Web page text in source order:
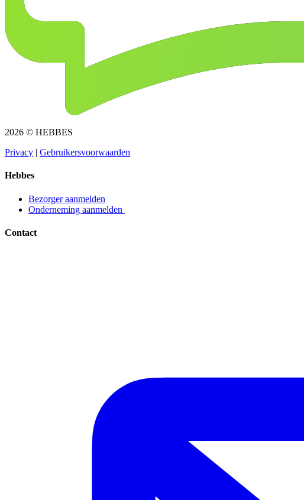
2026 © HEBBES
Privacy​​​​‌ ‍ ​‍​‍‌‍ ‌ ​‍‌‍‍‌‌‍‌ ‌‍‍‌‌‍ ‍​‍​‍​ ‍‍​‍​‍‌ ​ ‌‍​‌‌‍ ‍‌‍‍‌‌ ‌​‌ ‍‌​‍ ‍‌‍‍‌‌‍ ​‍​‍​‍ ​​‍​‍‌‍‍​‌ ​‍‌‍‌‌‌‍‌‍​‍​‍​ ‍‍​‍​‍‌‍‍​‌ ‌​‌ ‌​‌ ​​​ ‍‍​‍ ​‍ ‌‍ ​‌‍ ‌‍​ ‌‍​‌‌‍ ​‌‍‍​‌‍ ‌ ​ ‌ ‌​​ ‍‍​ ​ ​ ​ ​ ​ ​ ​ ​‍ ‌‍‍‌‌‍ ‍‌ ‌​‌‍‌‌‌‍ ‍‌ ‌​​‍ ‌‍‌‌‌‍‌​‌‍‍‌‌ ‌​​‍ ‌‍ ‌‌‍ ‌‍‌​‌‍‌‌​ ‌‌ ​​‌ ​‍‌‍‌‌‌ ​ ‌‍‌‌‌‍ ‍‌ ‌​‌‍​‌‌ ‌​‌‍‍‌‌‍ ‌‍ ‍​ ‍ ‌‍‍‌‌‍‌​​ ‌‌‍‌ ‌‍ ​‌‍ ‌‍​‍‌‍​‌‌‍ ​​ ‍ ‌ ‌​‌ ‍‌‌ ​​‌‍‌‌​ ‌‌‍‌ ‌‍ ​‌‍ ‌‍​‍‌‍​‌‌‍ ​​ ‍ ‌ ​​‌‍​‌‌ ‌​‌‍‍​​ ‌‌‍‌‍‌‍ ‌‍ ‌ ‌​‌‍‌‌‌ ​‍​‍ ‍‌‍ ​‌‍‌‌‌‍‌ ‌‍​‌‌‍ ​​‍‌‌​ ‌‌‌​​‍‌‌ ‌‍‍ ‌‍‌‌‌ ‍‌​‍‌‌​ ​ ‌​‌​​‍‌‌​ ​ ‌​‌​​‍‌‌​ ​‍​ ​‍​ ​‌​ ‍​‌‍‌‌​ ‌‍‌‍‌​‌‍‌‌‌‍‌‌​ ‌‍​ ​ ​ ‍‌​ ‌‌​ ‌​​‍‌‌​ ​‍​ ​‍​‍‌‌​ ‌‌‌​‌​​‍ ‍‌‍ ​‌‍​‌‌‍​‍‌‍‌‌‌‍ ​​ ‌‍​‍‌‍​‌‌ ​ ‌‍‌‌‌‌‌‌‌ ​‍‌‍ ​​ ‌‌‍‍​‌ ‌​‌ ‌​‌ ​​​‍‌‌​ ​ ‌​​‌​‍‌‌​ ​‍‌​‌‍​‍‌‌​ ​‍‌​‌‍‌‍ ​‌‍ ‌‍​ ‌‍​‌‌‍ ​‌‍‍​‌‍ ‌ ​ ‌ ‌​​‍‌‌​ ​ ‌​​‌​ ​ ​ ​ ​ ​ ​ ​ ​‍‌‍‌‍‍‌‌‍‌​​ ‌‌‍‌ ‌‍ ​‌‍ ‌‍​‍‌‍​‌‌‍ ​​‍‌‍‌ ‌​‌ ‍‌‌ ​​‌‍‌‌​ ‌‌‍‌ ‌‍ ​‌‍ ‌‍​‍‌‍​‌‌‍ ​​‍‌‍‌ ​​‌‍​‌‌ ‌​‌‍‍​​ ‌‌‍‌‍‌‍ ‌‍ ‌ ‌​‌‍‌‌‌ ​‍​‍ ‍‌‍ ​‌‍‌‌‌‍‌ ‌‍​‌‌‍ ​​‍‌‌​ ‌‌‌​​‍‌‌ ‌‍‍ ‌‍‌‌‌ ‍‌​‍‌‌​ ​ ‌​‌​​‍‌‌​ ​ ‌​‌​​‍‌‌​ ​‍​ ​‍​ ​‌​ ‍​‌‍‌‌​ ‌‍‌‍‌​‌‍‌‌‌‍‌‌​ ‌‍​ ​ ​ ‍‌​ ‌‌​ ‌​​‍‌‌​ ​‍​ ​‍​‍‌‌​ ‌‌‌​‌​​‍ ‍‌‍ ​‌‍​‌‌‍​‍‌‍‌‌‌‍ ​​‍‌‍‌ ​​‌‍‌‌‌ ​‍‌ ​ ‌ ​​‌‍‌‌‌‍​ ‌ ‌​‌‍‍‌‌ ‌‍‌‍‌‌​ ‌‌ ​​‌ ‌‌‌‍​‍‌‍ ​‌‍‍‌‌ ​ ‌‍‍​‌‍‌‌‌‍‌​​‍​‍‌ ‌ | Gebruikersvoorwaarden​​​​‌ ‍ ​‍​‍‌‍ ‌ ​‍‌‍‍‌‌‍‌ ‌‍‍‌‌‍ ‍​‍​‍​ ‍‍​‍​‍‌ ​ ‌‍​‌‌‍ ‍‌‍‍‌‌ ‌​‌ ‍‌​‍ ‍‌‍‍‌‌‍ ​‍​‍​‍ ​​‍​‍‌‍‍​‌ ​‍‌‍‌‌‌‍‌‍​‍​‍​ ‍‍​‍​‍‌‍‍​‌ ‌​‌ ‌​‌ ​​​ ‍‍​‍ ​‍ ‌‍ ​‌‍ ‌‍​ ‌‍​‌‌‍ ​‌‍‍​‌‍ ‌ ​ ‌ ‌​​ ‍‍​ ​ ​ ​ ​ ​ ​ ​ ​‍ ‌‍‍‌‌‍ ‍‌ ‌​‌‍‌‌‌‍ ‍‌ ‌​​‍ ‌‍‌‌‌‍‌​‌‍‍‌‌ ‌​​‍ ‌‍ ‌‌‍ ‌‍‌​‌‍‌‌​ ‌‌ ​​‌ ​‍‌‍‌‌‌ ​ ‌‍‌‌‌‍ ‍‌ ‌​‌‍​‌‌ ‌​‌‍‍‌‌‍ ‌‍ ‍​ ‍ ‌‍‍‌‌‍‌​​ ‌‌‍‌ ‌‍ ​‌‍ ‌‍​‍‌‍​‌‌‍ ​​ ‍ ‌ ‌​‌ ‍‌‌ ​​‌‍‌‌​ ‌‌‍‌ ‌‍ ​‌‍ ‌‍​‍‌‍​‌‌‍ ​​ ‍ ‌ ​​‌‍​‌‌ ‌​‌‍‍​​ ‌‌‍‌‍‌‍ ‌‍ ‌ ‌​‌‍‌‌‌ ​‍​‍ ‍‌‍ ​‌‍‌‌‌‍‌ ‌‍​‌‌‍ ​​‍‌‌​ ‌‌‌​​‍‌‌ ‌‍‍ ‌‍‌‌‌ ‍‌​‍‌‌​ ​ ‌​‌​​‍‌‌​ ​ ‌​‌​​‍‌‌​ ​‍​ ​‍​ ​​‌‍​ ‌‍‌‍​ ‌‍​ ‌​‌‍‌​​ ​ ‌‍‌‌​ ​ ​ ​‌​ ‍‌​ ​‍​‍‌‌​ ​‍​ ​‍​‍‌‌​ ‌‌‌​‌​​‍ ‍‌‍ ​‌‍​‌‌‍​‍‌‍‌‌‌‍ ​​ ‌‍​‍‌‍​‌‌ ​ ‌‍‌‌‌‌‌‌‌ ​‍‌‍ ​​ ‌‌‍‍​‌ ‌​‌ ‌​‌ ​​​‍‌‌​ ​ ‌​​‌​‍‌‌​ ​‍‌​‌‍​‍‌‌​ ​‍‌​‌‍‌‍ ​‌‍ ‌‍​ ‌‍​‌‌‍ ​‌‍‍​‌‍ ‌ ​ ‌ ‌​​‍‌‌​ ​ ‌​​‌​ ​ ​ ​ ​ ​ ​ ​ ​‍‌‍‌‍‍‌‌‍‌​​ ‌‌‍‌ ‌‍ ​‌‍ ‌‍​‍‌‍​‌‌‍ ​​‍‌‍‌ ‌​‌ ‍‌‌ ​​‌‍‌‌​ ‌‌‍‌ ‌‍ ​‌‍ ‌‍​‍‌‍​‌‌‍ ​​‍‌‍‌ ​​‌‍​‌‌ ‌​‌‍‍​​ ‌‌‍‌‍‌‍ ‌‍ ‌ ‌​‌‍‌‌‌ ​‍​‍ ‍‌‍ ​‌‍‌‌‌‍‌ ‌‍​‌‌‍ ​​‍‌‌​ ‌‌‌​​‍‌‌ ‌‍‍ ‌‍‌‌‌ ‍‌​‍‌‌​ ​ ‌​‌​​‍‌‌​ ​ ‌​‌​​‍‌‌​ ​‍​ ​‍​ ​​‌‍​ ‌‍‌‍​ ‌‍​ ‌​‌‍‌​​ ​ ‌‍‌‌​ ​ ​ ​‌​ ‍‌​ ​‍​‍‌‌​ ​‍​ ​‍​‍‌‌​ ‌‌‌​‌​​‍ ‍‌‍ ​‌‍​‌‌‍​‍‌‍‌‌‌‍ ​​‍‌‍‌ ​​‌‍‌‌‌ ​‍‌ ​ ‌ ​​‌‍‌‌‌‍​ ‌ ‌​‌‍‍‌‌ ‌‍‌‍‌‌​ ‌‌ ​​‌ ‌‌‌‍​‍‌‍ ​‌‍‍‌‌ ​ ‌‍‍​‌‍‌‌‌‍‌​​‍​‍‌ ‌
Hebbes
Bezorger aanmelden​​​​‌ ‍ ​‍​‍‌‍ ‌ ​‍‌‍‍‌‌‍‌ ‌‍‍‌‌‍ ‍​‍​‍​ ‍‍​‍​‍‌ ​ ‌‍​‌‌‍ ‍‌‍‍‌‌ ‌​‌ ‍‌​‍ ‍‌‍‍‌‌‍ ​‍​‍​‍ ​​‍​‍‌‍‍​‌ ​‍‌‍‌‌‌‍‌‍​‍​‍​ ‍‍​‍​‍‌‍‍​‌ ‌​‌ ‌​‌ ​​​ ‍‍​‍ ​‍ ‌‍ ​‌‍ ‌‍​ ‌‍​‌‌‍ ​‌‍‍​‌‍ ‌ ​ ‌ ‌​​ ‍‍​ ​ ​ ​ ​ ​ ​ ​ ​‍ ‌‍‍‌‌‍ ‍‌ ‌​‌‍‌‌‌‍ ‍‌ ‌​​‍ ‌‍‌‌‌‍‌​‌‍‍‌‌ ‌​​‍ ‌‍ ‌‌‍ ‌‍‌​‌‍‌‌​ ‌‌ ​​‌ ​‍‌‍‌‌‌ ​ ‌‍‌‌‌‍ ‍‌ ‌​‌‍​‌‌ ‌​‌‍‍‌‌‍ ‌‍ ‍​ ‍ ‌‍‍‌‌‍‌​​ ‌‌‍‌ ‌‍ ​‌‍ ‌‍​‍‌‍​‌‌‍ ​​ ‍ ‌ ‌​‌ ‍‌‌ ​​‌‍‌‌​ ‌‌‍‌ ‌‍ ​‌‍ ‌‍​‍‌‍​‌‌‍ ​​ ‍ ‌ ​​‌‍​‌‌ ‌​‌‍‍​​ ‌‌‍‌‍‌‍ ‌‍ ‌ ‌​‌‍‌‌‌ ​‍​‍ ‍‌ ​​‌‍​‌‌‍‌ ‌‍‌‌‌ ​ ​‍‌‌​ ‌‌‌​​‍‌‌ ‌‍‍ ‌‍‌‌‌ ‍‌​‍‌‌​ ​ ‌​‌​​‍‌‌​ ​ ‌​‌​​‍‌‌​ ​‍​ ​‍​ ‌ ​ ​‌‌‍​‍‌‍​ ​ ‌‌​ ‌ ​ ​‌​ ​‍​ ‌​​ ​​‌‍‌‌​ ‍‌​‍‌‌​ ​‍​ ​‍​‍‌‌​ ‌‌‌​‌​​‍ ‍‌‍ ​‌‍​‌‌‍​‍‌‍‌‌‌‍ ​​ ‌‍​‍‌‍​‌‌ ​ ‌‍‌‌‌‌‌‌‌ ​‍‌‍ ​​ ‌‌‍‍​‌ ‌​‌ ‌​‌ ​​​‍‌‌​ ​ ‌​​‌​‍‌‌​ ​‍‌​‌‍​‍‌‌​ ​‍‌​‌‍‌‍ ​‌‍ ‌‍​ ‌‍​‌‌‍ ​‌‍‍​‌‍ ‌ ​ ‌ ‌​​‍‌‌​ ​ ‌​​‌​ ​ ​ ​ ​ ​ ​ ​ ​‍‌‍‌‍‍‌‌‍‌​​ ‌‌‍‌ ‌‍ ​‌‍ ‌‍​‍‌‍​‌‌‍ ​​‍‌‍‌ ‌​‌ ‍‌‌ ​​‌‍‌‌​ ‌‌‍‌ ‌‍ ​‌‍ ‌‍​‍‌‍​‌‌‍ ​​‍‌‍‌ ​​‌‍​‌‌ ‌​‌‍‍​​ ‌‌‍‌‍‌‍ ‌‍ ‌ ‌​‌‍‌‌‌ ​‍​‍ ‍‌ ​​‌‍​‌‌‍‌ ‌‍‌‌‌ ​ ​‍‌‌​ ‌‌‌​​‍‌‌ ‌‍‍ ‌‍‌‌‌ ‍‌​‍‌‌​ ​ ‌​‌​​‍‌‌​ ​ ‌​‌​​‍‌‌​ ​‍​ ​‍​ ‌ ​ ​‌‌‍​‍‌‍​ ​ ‌‌​ ‌ ​ ​‌​ ​‍​ ‌​​ ​​‌‍‌‌​ ‍‌​‍‌‌​ ​‍​ ​‍​‍‌‌​ ‌‌‌​‌​​‍ ‍‌‍ ​‌‍​‌‌‍​‍‌‍‌‌‌‍ ​​‍‌‍‌ ​​‌‍‌‌‌ ​‍‌ ​ ‌ ​​‌‍‌‌‌‍​ ‌ ‌​‌‍‍‌‌ ‌‍‌‍‌‌​ ‌‌ ​​‌ ‌‌‌‍​‍‌‍ ​‌‍‍‌‌ ​ ‌‍‍​‌‍‌‌‌‍‌​​‍​‍‌ ‌
Onderneming aanmelden ​​​​‌ ‍ ​‍​‍‌‍ ‌ ​‍‌‍‍‌‌‍‌ ‌‍‍‌‌‍ ‍​‍​‍​ ‍‍​‍​‍‌ ​ ‌‍​‌‌‍ ‍‌‍‍‌‌ ‌​‌ ‍‌​‍ ‍‌‍‍‌‌‍ ​‍​‍​‍ ​​‍​‍‌‍‍​‌ ​‍‌‍‌‌‌‍‌‍​‍​‍​ ‍‍​‍​‍‌‍‍​‌ ‌​‌ ‌​‌ ​​​ ‍‍​‍ ​‍ ‌‍ ​‌‍ ‌‍​ ‌‍​‌‌‍ ​‌‍‍​‌‍ ‌ ​ ‌ ‌​​ ‍‍​ ​ ​ ​ ​ ​ ​ ​ ​‍ ‌‍‍‌‌‍ ‍‌ ‌​‌‍‌‌‌‍ ‍‌ ‌​​‍ ‌‍‌‌‌‍‌​‌‍‍‌‌ ‌​​‍ ‌‍ ‌‌‍ ‌‍‌​‌‍‌‌​ ‌‌ ​​‌ ​‍‌‍‌‌‌ ​ ‌‍‌‌‌‍ ‍‌ ‌​‌‍​‌‌ ‌​‌‍‍‌‌‍ ‌‍ ‍​ ‍ ‌‍‍‌‌‍‌​​ ‌‌‍‌ ‌‍ ​‌‍ ‌‍​‍‌‍​‌‌‍ ​​ ‍ ‌ ‌​‌ ‍‌‌ ​​‌‍‌‌​ ‌‌‍‌ ‌‍ ​‌‍ ‌‍​‍‌‍​‌‌‍ ​​ ‍ ‌ ​​‌‍​‌‌ ‌​‌‍‍​​ ‌‌‍‌‍‌‍ ‌‍ ‌ ‌​‌‍‌‌‌ ​‍​‍ ‍‌ ​​‌‍​‌‌‍‌ ‌‍‌‌‌ ​ ​‍‌‌​ ‌‌‌​​‍‌‌ ‌‍‍ ‌‍‌‌‌ ‍‌​‍‌‌​ ​ ‌​‌​​‍‌‌​ ​ ‌​‌​​‍‌‌​ ​‍​ ​‍​ ‌ ​ ‌ ​ ‍‌​ ​ ​ ​‌‌‍​ ‌‍​‌​ ‌‍​ ​‌‌‍​‍​ ‌‍‌‍​ ​‍‌‌​ ​‍​ ​‍​‍‌‌​ ‌‌‌​‌​​‍ ‍‌‍ ​‌‍​‌‌‍​‍‌‍‌‌‌‍ ​​ ‌‍​‍‌‍​‌‌ ​ ‌‍‌‌‌‌‌‌‌ ​‍‌‍ ​​ ‌‌‍‍​‌ ‌​‌ ‌​‌ ​​​‍‌‌​ ​ ‌​​‌​‍‌‌​ ​‍‌​‌‍​‍‌‌​ ​‍‌​‌‍‌‍ ​‌‍ ‌‍​ ‌‍​‌‌‍ ​‌‍‍​‌‍ ‌ ​ ‌ ‌​​‍‌‌​ ​ ‌​​‌​ ​ ​ ​ ​ ​ ​ ​ ​‍‌‍‌‍‍‌‌‍‌​​ ‌‌‍‌ ‌‍ ​‌‍ ‌‍​‍‌‍​‌‌‍ ​​‍‌‍‌ ‌​‌ ‍‌‌ ​​‌‍‌‌​ ‌‌‍‌ ‌‍ ​‌‍ ‌‍​‍‌‍​‌‌‍ ​​‍‌‍‌ ​​‌‍​‌‌ ‌​‌‍‍​​ ‌‌‍‌‍‌‍ ‌‍ ‌ ‌​‌‍‌‌‌ ​‍​‍ ‍‌ ​​‌‍​‌‌‍‌ ‌‍‌‌‌ ​ ​‍‌‌​ ‌‌‌​​‍‌‌ ‌‍‍ ‌‍‌‌‌ ‍‌​‍‌‌​ ​ ‌​‌​​‍‌‌​ ​ ‌​‌​​‍‌‌​ ​‍​ ​‍​ ‌ ​ ‌ ​ ‍‌​ ​ ​ ​‌‌‍​ ‌‍​‌​ ‌‍​ ​‌‌‍​‍​ ‌‍‌‍​ ​‍‌‌​ ​‍​ ​‍​‍‌‌​ ‌‌‌​‌​​‍ ‍‌‍ ​‌‍​‌‌‍​‍‌‍‌‌‌‍ ​​‍‌‍‌ ​​‌‍‌‌‌ ​‍‌ ​ ‌ ​​‌‍‌‌‌‍​ ‌ ‌​‌‍‍‌‌ ‌‍‌‍‌‌​ ‌‌ ​​‌ ‌‌‌‍​‍‌‍ ​‌‍‍‌‌ ​ ‌‍‍​‌‍‌‌‌‍‌​​‍​‍‌ ‌
Contact